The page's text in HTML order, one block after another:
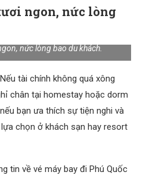
ngon, nức lòng
nức lòng bao du khách.
tài chính không quá xông
chân tại homestay hoặc dorm
bạn ưa thích sự tiện nghi và
chọn ở khách sạn hay resort
tin về vé máy bay đi Phú Quốc